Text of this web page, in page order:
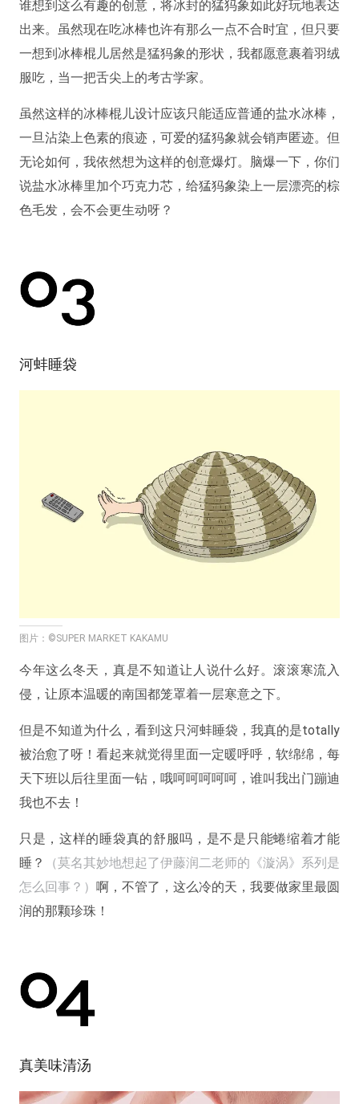
谁想到这么有趣的创意，将冰封的猛犸象如此好玩地表达
出来。虽然现在吃冰棒也许有那么一点不合时宜，但只要
一想到冰棒棍儿居然是猛犸象的形状，我都愿意裹着羽绒
服吃，当一把舌尖上的考古学家。
虽然这样的冰棒棍儿设计应该只能适应普通的盐水冰棒，
一旦沾染上色素的痕迹，可爱的猛犸象就会销声匿迹。但
无论如何，我依然想为这样的创意爆灯。脑爆一下，你们
说盐水冰棒里加个巧克力芯，给猛犸象染上一层漂亮的棕
色毛发，会不会更生动呀？
河蚌睡袋
图片：©SUPER MARKET KAKAMU
今年这么冬天，真是不知道让人说什么好。滚滚寒流入
侵，让原本温暖的南国都笼罩着一层寒意之下。
但是不知道为什么，看到这只河蚌睡袋，我真的是totally
被治愈了呀！看起来就觉得里面一定暖呼呼，软绵绵，每
天下班以后往里面一钻，哦呵呵呵呵呵，谁叫我出门蹦迪
我也不去！
只是，这样的睡袋真的舒服吗，是不是只能蜷缩着才能
睡？
（莫名其妙地想起了伊藤润二老师的《漩涡》系列是
怎么回事？） 啊，不管了，这么冷的天，我要做家里最圆
润的那颗珍珠！
真美味清汤